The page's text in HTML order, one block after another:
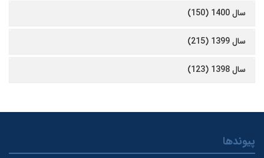
سال 1400 (150)
سال 1399 (215)
سال 1398 (123)
پیوندها